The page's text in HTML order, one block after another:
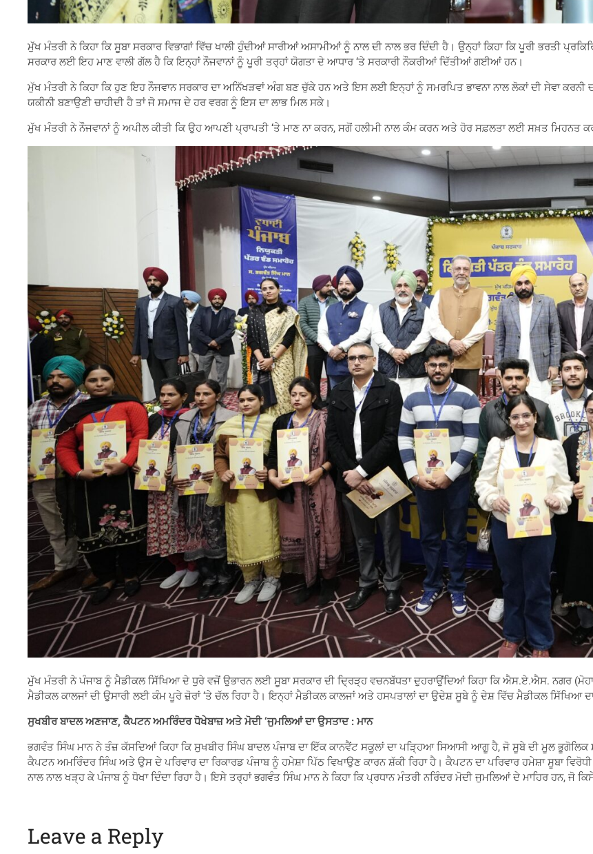
ਮੁੱਖ ਮੰਤਰੀ ਨੇ ਕਿਹਾ ਕਿ ਸੂਬਾ ਸਰਕਾਰ ਵਿਭਾਗਾਂ ਵਿੱਚ ਖਾਲੀ ਹੁੰਦੀਆਂ ਸਾਰੀਆਂ ਅਸਾਮੀਆਂ ਨੂੰ ਨਾਲ ਦੀ ਨਾਲ ਭਰ ਦਿੰਦੀ ਹੈ। ਉਨ੍ਹਾਂ ਕਿਹਾ ਕਿ ਪੂਰੀ ਭਰਤੀ
ਸਰਕਾਰ ਲਈ ਇਹ ਮਾਣ ਵਾਲੀ ਗੱਲ ਹੈ ਕਿ ਇਨ੍ਹਾਂ ਨੌਜਵਾਨਾਂ ਨੂੰ ਪੂਰੀ ਤਰ੍ਹਾਂ ਯੋਗਤਾ ਦੇ ਆਧਾਰ ‘ਤੇ ਸਰਕਾਰੀ ਨੌਕਰੀਆਂ ਦਿੱਤੀਆਂ ਗਈਆਂ ਹਨ।
ਮੁੱਖ ਮੰਤਰੀ ਨੇ ਕਿਹਾ ਕਿ ਹੁਣ ਇਹ ਨੌਜਵਾਨ ਸਰਕਾਰ ਦਾ ਅਨਿੱਖੜਵਾਂ ਅੰਗ ਬਣ ਚੁੱਕੇ ਹਨ ਅਤੇ ਇਸ ਲਈ ਇਨ੍ਹਾਂ ਨੂੰ ਸਮਰਪਿਤ ਭਾਵਨਾ ਨਾਲ ਲੋਕਾਂ ਦੀ ਸੇਵਾ ਕਰਨੀ
ਯਕੀਨੀ ਬਣਾਉਣੀ ਚਾਹੀਦੀ ਹੈ ਤਾਂ ਜੋ ਸਮਾਜ ਦੇ ਹਰ ਵਰਗ ਨੂੰ ਇਸ ਦਾ ਲਾਭ ਮਿਲ ਸਕੇ।
ਮੁੱਖ ਮੰਤਰੀ ਨੇ ਨੌਜਵਾਨਾਂ ਨੂੰ ਅਪੀਲ ਕੀਤੀ ਕਿ ਉਹ ਆਪਣੀ ਪ੍ਰਾਪਤੀ ‘ਤੇ ਮਾਣ ਨਾ ਕਰਨ, ਸਗੋਂ ਹਲੀਮੀ ਨਾਲ ਕੰਮ ਕਰਨ ਅਤੇ ਹੋਰ ਸਫ਼ਲਤਾ ਲਈ ਸਖ਼ਤ ਮਿਹਨਤ
ਮੁੱਖ ਮੰਤਰੀ ਨੇ ਪੰਜਾਬ ਨੂੰ ਮੈਡੀਕਲ ਸਿੱਖਿਆ ਦੇ ਧੁਰੇ ਵਜੋਂ ਉਭਾਰਨ ਲਈ ਸੂਬਾ ਸਰਕਾਰ ਦੀ ਦ੍ਰਿੜ੍ਹ ਵਚਨਬੱਧਤਾ ਦੁਹਰਾਉਂਦਿਆਂ ਕਿਹਾ ਕਿ ਐਸ.ਏ.ਐਸ. ਨਗਰ
ਮੈਡੀਕਲ ਕਾਲਜਾਂ ਦੀ ਉਸਾਰੀ ਲਈ ਕੰਮ ਪੂਰੇ ਜ਼ੋਰਾਂ ‘ਤੇ ਚੱਲ ਰਿਹਾ ਹੈ। ਇਨ੍ਹਾਂ ਮੈਡੀਕਲ ਕਾਲਜਾਂ ਅਤੇ ਹਸਪਤਾਲਾਂ ਦਾ ਉਦੇਸ਼ ਸੂਬੇ ਨੂੰ ਦੇਸ਼ ਵਿੱਚ ਮੈਡੀਕਲ ਸਿੱਖਿਆ
ਸੁਖਬੀਰ ਬਾਦਲ ਅਣਜਾਣ, ਕੈਪਟਨ ਅਮਰਿੰਦਰ ਧੋਖੇਬਾਜ਼ ਅਤੇ ਮੋਦੀ ‘ਜੁਮਲਿਆਂ ਦਾ ਉਸਤਾਦ : ਮਾਨ
ਭਗਵੰਤ ਸਿੰਘ ਮਾਨ ਨੇ ਤੰਜ਼ ਕੱਸਦਿਆਂ ਕਿਹਾ ਕਿ ਸੁਖਬੀਰ ਸਿੰਘ ਬਾਦਲ ਪੰਜਾਬ ਦਾ ਇੱਕ ਕਾਨਵੈਂਟ ਸਕੂਲਾਂ ਦਾ ਪੜ੍ਹਿਆ ਸਿਆਸੀ ਆਗੂ ਹੈ, ਜੋ ਸੂਬੇ ਦੀ ਮੂਲ ਭੂਗੋਲਿਕ
ਕੈਪਟਨ ਅਮਰਿੰਦਰ ਸਿੰਘ ਅਤੇ ਉਸ ਦੇ ਪਰਿਵਾਰ ਦਾ ਰਿਕਾਰਡ ਪੰਜਾਬ ਨੂੰ ਹਮੇਸ਼ਾ ਪਿੱਠ ਵਿਖਾਉਣ ਕਾਰਨ ਸ਼ੱਕੀ ਰਿਹਾ ਹੈ। ਕੈਪਟਨ ਦਾ ਪਰਿਵਾਰ ਹਮੇਸ਼ਾ ਸੂਬਾ
ਨਾਲ ਨਾਲ ਖੜ੍ਹ ਕੇ ਪੰਜਾਬ ਨੂੰ ਧੋਖਾ ਦਿੰਦਾ ਰਿਹਾ ਹੈ। ਇਸੇ ਤਰ੍ਹਾਂ ਭਗਵੰਤ ਸਿੰਘ ਮਾਨ ਨੇ ਕਿਹਾ ਕਿ ਪ੍ਰਧਾਨ ਮੰਤਰੀ ਨਰਿੰਦਰ ਮੋਦੀ ਜੁਮਲਿਆਂ ਦੇ ਮਾਹਿਰ ਹਨ, ਜੋ
Leave a Reply